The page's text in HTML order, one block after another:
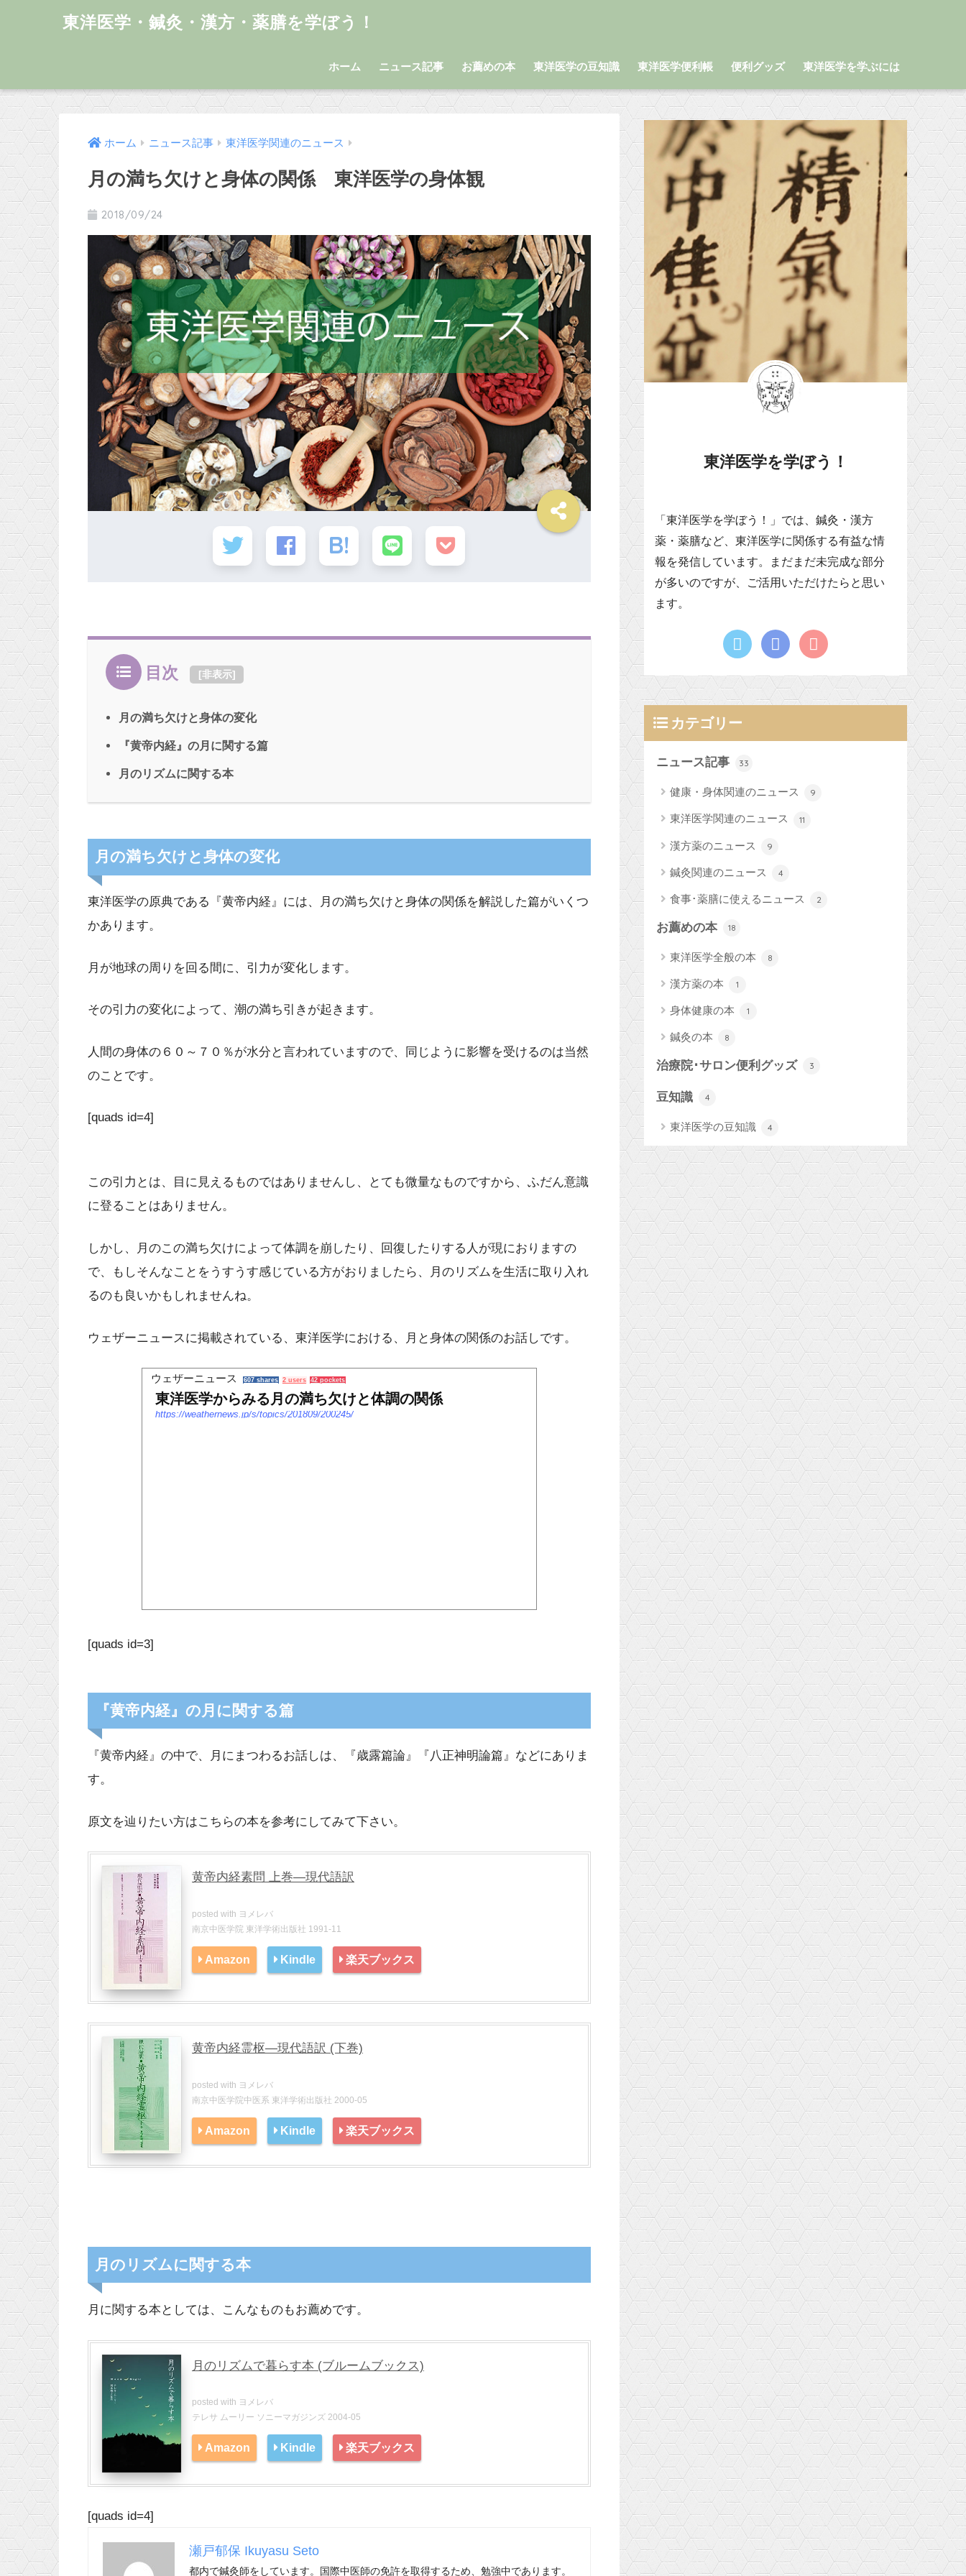
東洋医学・鍼灸・漢方・薬膳を学ぼう！
ホーム ニュース記事 お薦めの本 東洋医学の豆知識 東洋医学便利帳 便利グッズ 東洋医学を学ぶには
ホーム ニュース記事 東洋医学関連のニュース
月の満ち欠けと身体の関係 東洋医学の身体観
2018/09/24
目次 [非表示]
月の満ち欠けと身体の変化
『黄帝内経』の月に関する篇
月のリズムに関する本
月の満ち欠けと身体の変化
東洋医学の原典である『黄帝内経』には、月の満ち欠けと身体の関係を解説した篇がいくつ
かあります。
月が地球の周りを回る間に、引力が変化します。
その引力の変化によって、潮の満ち引きが起きます。
人間の身体の６０～７０％が水分と言われていますので、同じように影響を受けるのは当然
のことです。
[quads id=4]
この引力とは、目に見えるものではありませんし、とても微量なものですから、ふだん意識
に登ることはありません。
しかし、月のこの満ち欠けによって体調を崩したり、回復したりする人が現におりますの
で、もしそんなことをうすうす感じている方がおりましたら、月のリズムを生活に取り入れ
るのも良いかもしれませんね。
ウェザーニュースに掲載されている、東洋医学における、月と身体の関係のお話しです。
ウェザーニュース 607 shares 2 users 42 pockets
東洋医学からみる月の満ち欠けと体調の関係
https://weathernews.jp/s/topics/201809/200245/
[quads id=3]
『黄帝内経』の月に関する篇
『黄帝内経』の中で、月にまつわるお話しは、『歳露篇論』『八正神明論篇』などにありま
す。
原文を辿りたい方はこちらの本を参考にしてみて下さい。
黄帝内経素問 上巻―現代語訳
posted with ヨメレバ
南京中医学院 東洋学術出版社 1991-11
Amazon Kindle 楽天ブックス
黄帝内経霊枢―現代語訳 (下巻)
posted with ヨメレバ
南京中医学院中医系 東洋学術出版社 2000-05
Amazon Kindle 楽天ブックス
月のリズムに関する本
月に関する本としては、こんなものもお薦めです。
月のリズムで暮らす本 (ブルームブックス)
posted with ヨメレバ
テレサ ムーリー ソニーマガジンズ 2004-05
Amazon Kindle 楽天ブックス
[quads id=4]
瀬戸郁保 Ikuyasu Seto
都内で鍼灸師をしています。国際中医師の免許を取得するため、勉強中であります。
東洋医学を学ぼう！
「東洋医学を学ぼう！」では、鍼灸・漢方
薬・薬膳など、東洋医学に関係する有益な情
報を発信しています。まだまだ未完成な部分
が多いのですが、ご活用いただけたらと思い
ます。
カテゴリー
ニュース記事 33
健康・身体関連のニュース 9
東洋医学関連のニュース 11
漢方薬のニュース 9
鍼灸関連のニュース 4
食事･薬膳に使えるニュース 2
お薦めの本 18
東洋医学全般の本 8
漢方薬の本 1
身体健康の本 1
鍼灸の本 8
治療院･サロン便利グッズ 3
豆知識 4
東洋医学の豆知識 4